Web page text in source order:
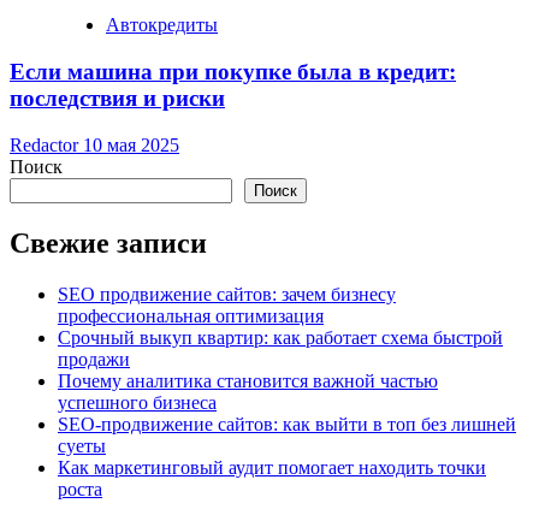
Автокредиты
Если машина при покупке была в кредит:
последствия и риски
Redactor 10 мая 2025
Поиск
Поиск
Свежие записи
SEO продвижение сайтов: зачем бизнесу
профессиональная оптимизация
Срочный выкуп квартир: как работает схема быстрой
продажи
Почему аналитика становится важной частью
успешного бизнеса
SEO-продвижение сайтов: как выйти в топ без лишней
суеты
Как маркетинговый аудит помогает находить точки
роста